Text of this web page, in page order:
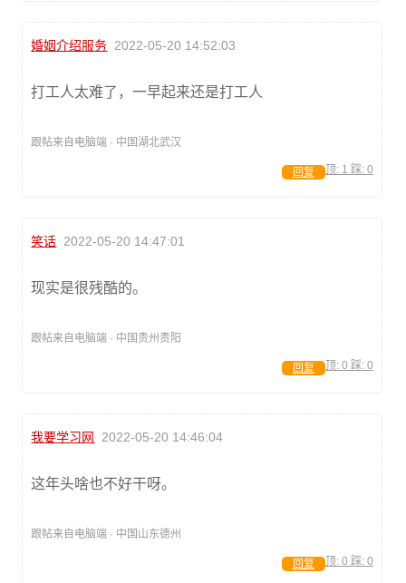
婚姻介绍服务 2022-05-20 14:52:03
打工人太难了，一早起来还是打工人
跟帖来自电脑端 · 中国湖北武汉
顶: 1 踩: 0
回复
笑话 2022-05-20 14:47:01
现实是很残酷的。
跟帖来自电脑端 · 中国贵州贵阳
顶: 0 踩: 0
回复
我要学习网 2022-05-20 14:46:04
这年头啥也不好干呀。
跟帖来自电脑端 · 中国山东德州
顶: 0 踩: 0
回复